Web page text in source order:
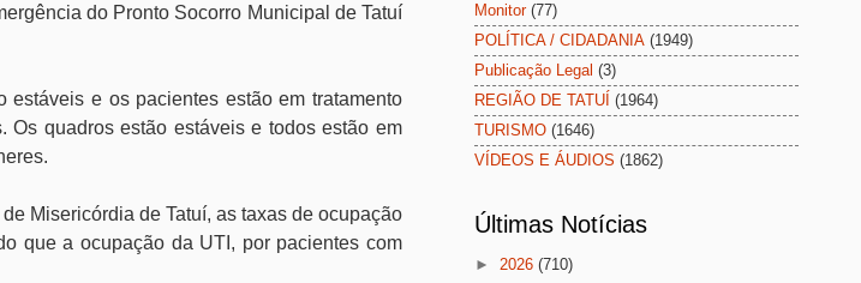
do Pronto Socorro Municipal de Tatuí
e os pacientes estão em tratamento
quadros estão estáveis e todos estão em
Misericórdia de Tatuí, as taxas de ocupação
que a ocupação da UTI, por pacientes com
Monitor (77)
POLÍTICA / CIDADANIA (1949)
Publicação Legal (3)
REGIÃO DE TATUÍ (1964)
TURISMO (1646)
VÍDEOS E ÁUDIOS (1862)
Últimas Notícias
► 2026 (710)